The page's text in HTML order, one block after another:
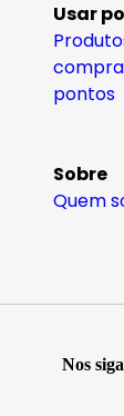
Usar
compra
pontos
Sobre
Quem
Nos